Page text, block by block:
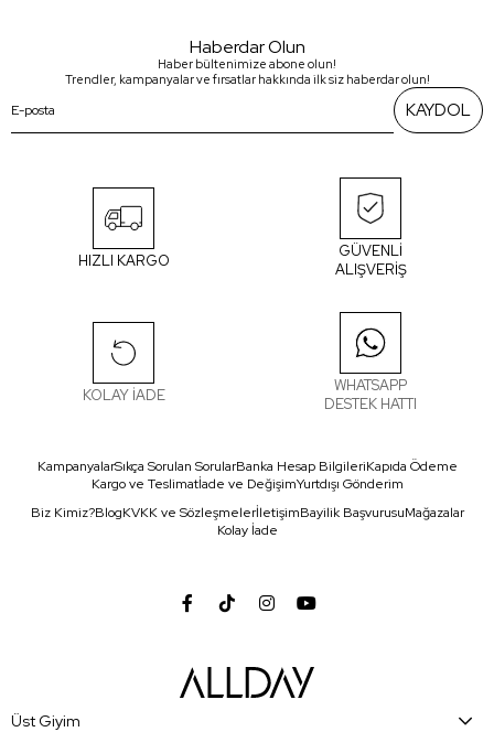
Haberdar Olun
Haber bültenimize abone olun!
Trendler, kampanyalar ve fırsatlar hakkında ilk siz haberdar olun!
KAYDOL
HIZLI KARGO
GÜVENLİ
ALIŞVERİŞ
KOLAY İADE
WHATSAPP
DESTEK HATTI
KampanyalarSıkça Sorulan SorularBanka Hesap BilgileriKapıda Ödeme
Kargo ve Teslimatİade ve DeğişimYurtdışı Gönderim
Biz Kimiz?BlogKVKK ve SözleşmelerİletişimBayilik BaşvurusuMağazalar
Kolay İade
Üst Giyim